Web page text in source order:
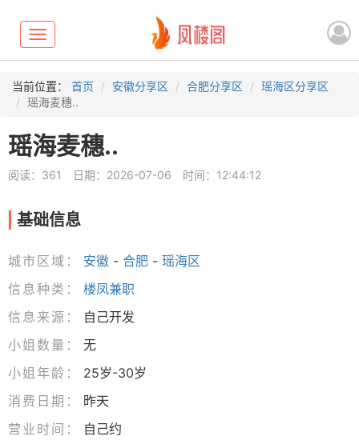
Toggle
navigation
当前位置： 首页 安徽分享区 合肥分享区
瑶海区分享区
瑶海麦穗..
瑶海麦穗..
阅读：361 日期：2026-07-06 时间：12:44:12
基础信息
城市区域： 安徽 - 合肥 - 瑶海区
信息种类：
楼凤兼职
信息来源：
自己开发
小姐数量：
无
小姐年龄：
25岁-30岁
消费日期：
昨天
营业时间：
自己约